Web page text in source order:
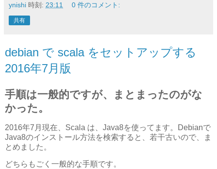
ynishi 時刻: 23:11 0 件のコメント:
共有
debian で scala をセットアップする
2016年7月版
手順は一般的ですが、まとまったのがな
かった。
2016年7月現在、Scala は、Java8を使ってます。Debianで
Java8のインストール方法を検索すると、若干古いので、ま
とめました。
どちらもごく一般的な手順です。